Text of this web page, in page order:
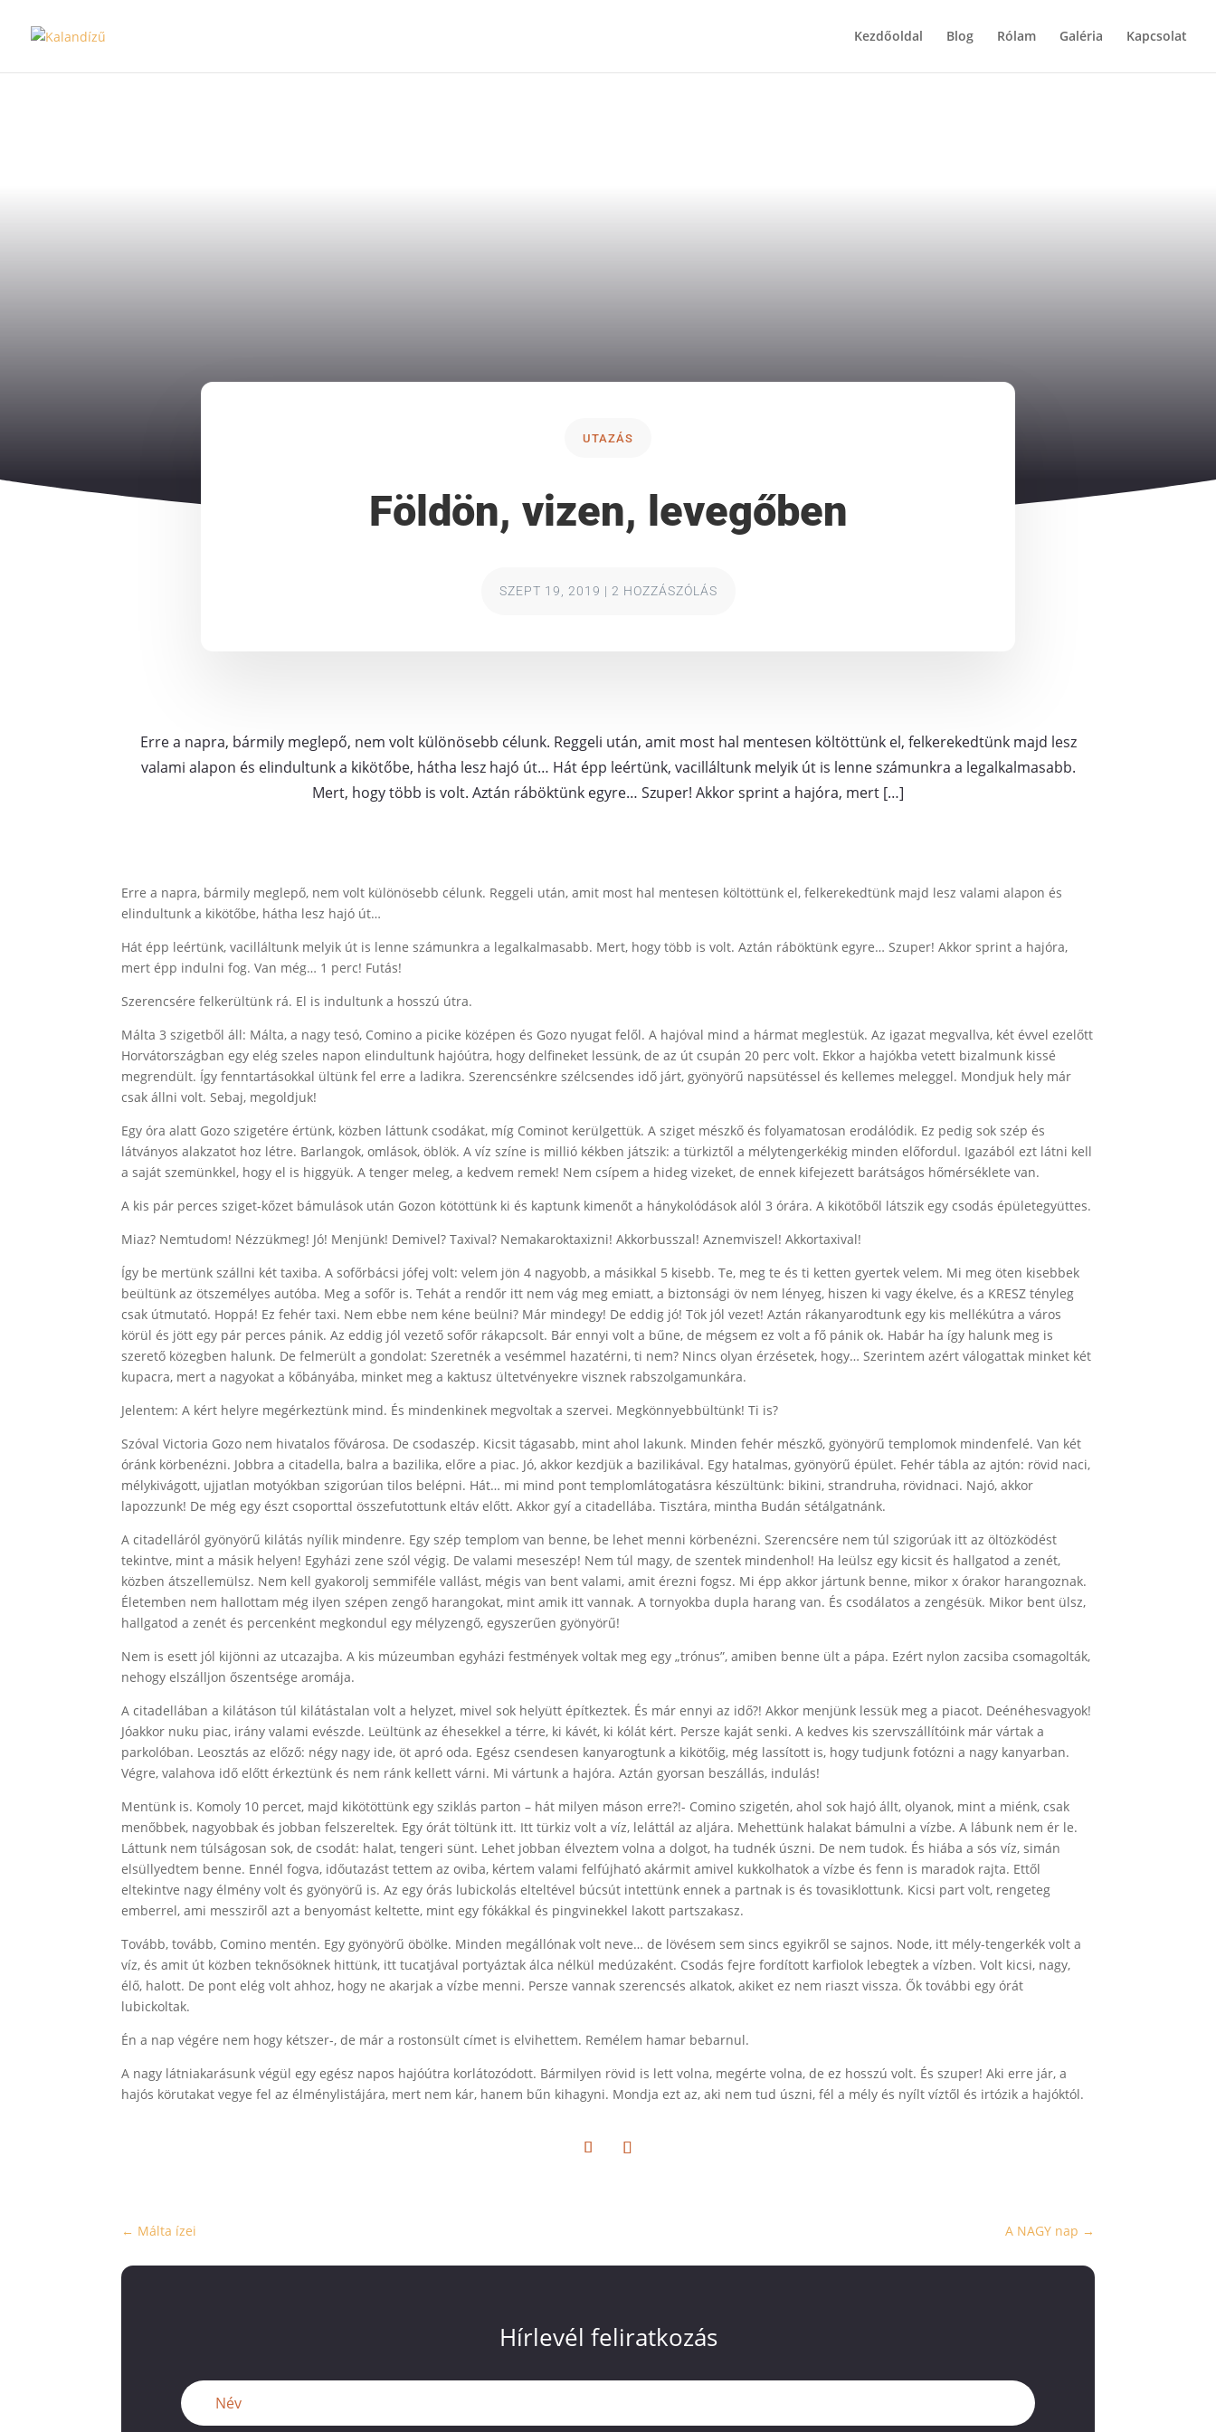
Kezdőoldal Blog Rólam Galéria Kapcsolat
UTAZÁS
Földön, vizen, levegőben
SZEPT 19, 2019 | 2 HOZZÁSZÓLÁS
Erre a napra, bármily meglepő, nem volt különösebb célunk. Reggeli után, amit most hal mentesen költöttünk el, felkerekedtünk majd lesz
valami alapon és elindultunk a kikötőbe, hátha lesz hajó út… Hát épp leértünk, vacilláltunk melyik út is lenne számunkra a legalkalmasabb.
Mert, hogy több is volt. Aztán ráböktünk egyre… Szuper! Akkor sprint a hajóra, mert […]
Erre a napra, bármily meglepő, nem volt különösebb célunk. Reggeli után, amit most hal mentesen költöttünk el, felkerekedtünk majd lesz valami alapon és
elindultunk a kikötőbe, hátha lesz hajó út…
Hát épp leértünk, vacilláltunk melyik út is lenne számunkra a legalkalmasabb. Mert, hogy több is volt. Aztán ráböktünk egyre… Szuper! Akkor sprint a hajóra,
mert épp indulni fog. Van még… 1 perc! Futás!
Szerencsére felkerültünk rá. El is indultunk a hosszú útra.
Málta 3 szigetből áll: Málta, a nagy tesó, Comino a picike középen és Gozo nyugat felől. A hajóval mind a hármat meglestük. Az igazat megvallva, két évvel ezelőtt
Horvátországban egy elég szeles napon elindultunk hajóútra, hogy delfineket lessünk, de az út csupán 20 perc volt. Ekkor a hajókba vetett bizalmunk kissé
megrendült. Így fenntartásokkal ültünk fel erre a ladikra. Szerencsénkre szélcsendes idő járt, gyönyörű napsütéssel és kellemes meleggel. Mondjuk hely már
csak állni volt. Sebaj, megoldjuk!
Egy óra alatt Gozo szigetére értünk, közben láttunk csodákat, míg Cominot kerülgettük. A sziget mészkő és folyamatosan erodálódik. Ez pedig sok szép és
látványos alakzatot hoz létre. Barlangok, omlások, öblök. A víz színe is millió kékben játszik: a türkiztől a mélytengerkékig minden előfordul. Igazából ezt látni kell
a saját szemünkkel, hogy el is higgyük. A tenger meleg, a kedvem remek! Nem csípem a hideg vizeket, de ennek kifejezett barátságos hőmérséklete van.
A kis pár perces sziget-kőzet bámulások után Gozon kötöttünk ki és kaptunk kimenőt a hánykolódások alól 3 órára. A kikötőből látszik egy csodás épületegyüttes.
Miaz? Nemtudom! Nézzükmeg! Jó! Menjünk! Demivel? Taxival? Nemakaroktaxizni! Akkorbusszal! Aznemviszel! Akkortaxival!
Így be mertünk szállni két taxiba. A sofőrbácsi jófej volt: velem jön 4 nagyobb, a másikkal 5 kisebb. Te, meg te és ti ketten gyertek velem. Mi meg öten kisebbek
beültünk az ötszemélyes autóba. Meg a sofőr is. Tehát a rendőr itt nem vág meg emiatt, a biztonsági öv nem lényeg, hiszen ki vagy ékelve, és a KRESZ tényleg
csak útmutató. Hoppá! Ez fehér taxi. Nem ebbe nem kéne beülni? Már mindegy! De eddig jó! Tök jól vezet! Aztán rákanyarodtunk egy kis mellékútra a város
körül és jött egy pár perces pánik. Az eddig jól vezető sofőr rákapcsolt. Bár ennyi volt a bűne, de mégsem ez volt a fő pánik ok. Habár ha így halunk meg is
szerető közegben halunk. De felmerült a gondolat: Szeretnék a vesémmel hazatérni, ti nem? Nincs olyan érzésetek, hogy… Szerintem azért válogattak minket két
kupacra, mert a nagyokat a kőbányába, minket meg a kaktusz ültetvényekre visznek rabszolgamunkára.
Jelentem: A kért helyre megérkeztünk mind. És mindenkinek megvoltak a szervei. Megkönnyebbültünk! Ti is?
Szóval Victoria Gozo nem hivatalos fővárosa. De csodaszép. Kicsit tágasabb, mint ahol lakunk. Minden fehér mészkő, gyönyörű templomok mindenfelé. Van két
óránk körbenézni. Jobbra a citadella, balra a bazilika, előre a piac. Jó, akkor kezdjük a bazilikával. Egy hatalmas, gyönyörű épület. Fehér tábla az ajtón: rövid naci,
mélykivágott, ujjatlan motyókban szigorúan tilos belépni. Hát… mi mind pont templomlátogatásra készültünk: bikini, strandruha, rövidnaci. Najó, akkor
lapozzunk! De még egy észt csoporttal összefutottunk eltáv előtt. Akkor gyí a citadellába. Tisztára, mintha Budán sétálgatnánk.
A citadelláról gyönyörű kilátás nyílik mindenre. Egy szép templom van benne, be lehet menni körbenézni. Szerencsére nem túl szigorúak itt az öltözködést
tekintve, mint a másik helyen! Egyházi zene szól végig. De valami meseszép! Nem túl magy, de szentek mindenhol! Ha leülsz egy kicsit és hallgatod a zenét,
közben átszellemülsz. Nem kell gyakorolj semmiféle vallást, mégis van bent valami, amit érezni fogsz. Mi épp akkor jártunk benne, mikor x órakor harangoznak.
Életemben nem hallottam még ilyen szépen zengő harangokat, mint amik itt vannak. A tornyokba dupla harang van. És csodálatos a zengésük. Mikor bent ülsz,
hallgatod a zenét és percenként megkondul egy mélyzengő, egyszerűen gyönyörű!
Nem is esett jól kijönni az utcazajba. A kis múzeumban egyházi festmények voltak meg egy „trónus”, amiben benne ült a pápa. Ezért nylon zacsiba csomagolták,
nehogy elszálljon őszentsége aromája.
A citadellában a kilátáson túl kilátástalan volt a helyzet, mivel sok helyütt építkeztek. És már ennyi az idő?! Akkor menjünk lessük meg a piacot. Deénéhesvagyok!
Jóakkor nuku piac, irány valami evészde. Leültünk az éhesekkel a térre, ki kávét, ki kólát kért. Persze kaját senki. A kedves kis szervszállítóink már vártak a
parkolóban. Leosztás az előző: négy nagy ide, öt apró oda. Egész csendesen kanyarogtunk a kikötőig, még lassított is, hogy tudjunk fotózni a nagy kanyarban.
Végre, valahova idő előtt érkeztünk és nem ránk kellett várni. Mi vártunk a hajóra. Aztán gyorsan beszállás, indulás!
Mentünk is. Komoly 10 percet, majd kikötöttünk egy sziklás parton – hát milyen máson erre?!- Comino szigetén, ahol sok hajó állt, olyanok, mint a miénk, csak
menőbbek, nagyobbak és jobban felszereltek. Egy órát töltünk itt. Itt türkiz volt a víz, leláttál az aljára. Mehettünk halakat bámulni a vízbe. A lábunk nem ér le.
Láttunk nem túlságosan sok, de csodát: halat, tengeri sünt. Lehet jobban élveztem volna a dolgot, ha tudnék úszni. De nem tudok. És hiába a sós víz, simán
elsüllyedtem benne. Ennél fogva, időutazást tettem az oviba, kértem valami felfújható akármit amivel kukkolhatok a vízbe és fenn is maradok rajta. Ettől
eltekintve nagy élmény volt és gyönyörű is. Az egy órás lubickolás elteltével búcsút intettünk ennek a partnak is és tovasiklottunk. Kicsi part volt, rengeteg
emberrel, ami messziről azt a benyomást keltette, mint egy fókákkal és pingvinekkel lakott partszakasz.
Tovább, tovább, Comino mentén. Egy gyönyörű öbölke. Minden megállónak volt neve… de lövésem sem sincs egyikről se sajnos. Node, itt mély-tengerkék volt a
víz, és amit út közben teknősöknek hittünk, itt tucatjával portyáztak álca nélkül medúzaként. Csodás fejre fordított karfiolok lebegtek a vízben. Volt kicsi, nagy,
élő, halott. De pont elég volt ahhoz, hogy ne akarjak a vízbe menni. Persze vannak szerencsés alkatok, akiket ez nem riaszt vissza. Ők további egy órát
lubickoltak.
Én a nap végére nem hogy kétszer-, de már a rostonsült címet is elvihettem. Remélem hamar bebarnul.
A nagy látniakarásunk végül egy egész napos hajóútra korlátozódott. Bármilyen rövid is lett volna, megérte volna, de ez hosszú volt. És szuper! Aki erre jár, a
hajós körutakat vegye fel az élménylistájára, mert nem kár, hanem bűn kihagyni. Mondja ezt az, aki nem tud úszni, fél a mély és nyílt víztől és irtózik a hajóktól.
← Málta ízei A NAGY nap →
Hírlevél feliratkozás